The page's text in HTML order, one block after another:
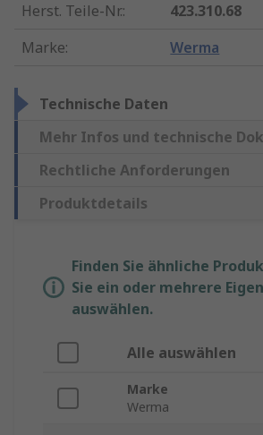
Herst. Teile-Nr.:
423.310.68
Marke: Werma
Technische Daten
Mehr Infos und technische
Rechtliche Anforderungen
Produktdetails
Finden Sie ähnliche
Sie ein oder mehrere
auswählen.
Alle auswählen
Marke
Werma